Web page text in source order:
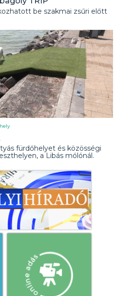
be szakmai zsűri előtt
fürdőhelyet és közösségi
a Libás mólónál.